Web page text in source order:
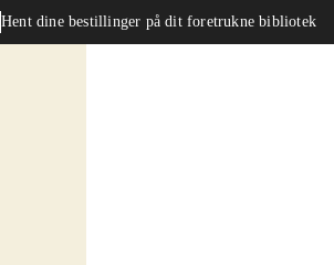
Hent dine bestillinger på dit foretrukne bibliotek